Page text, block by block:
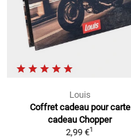
Louis
Coffret cadeau pour carte
cadeau Chopper
2,99 €1